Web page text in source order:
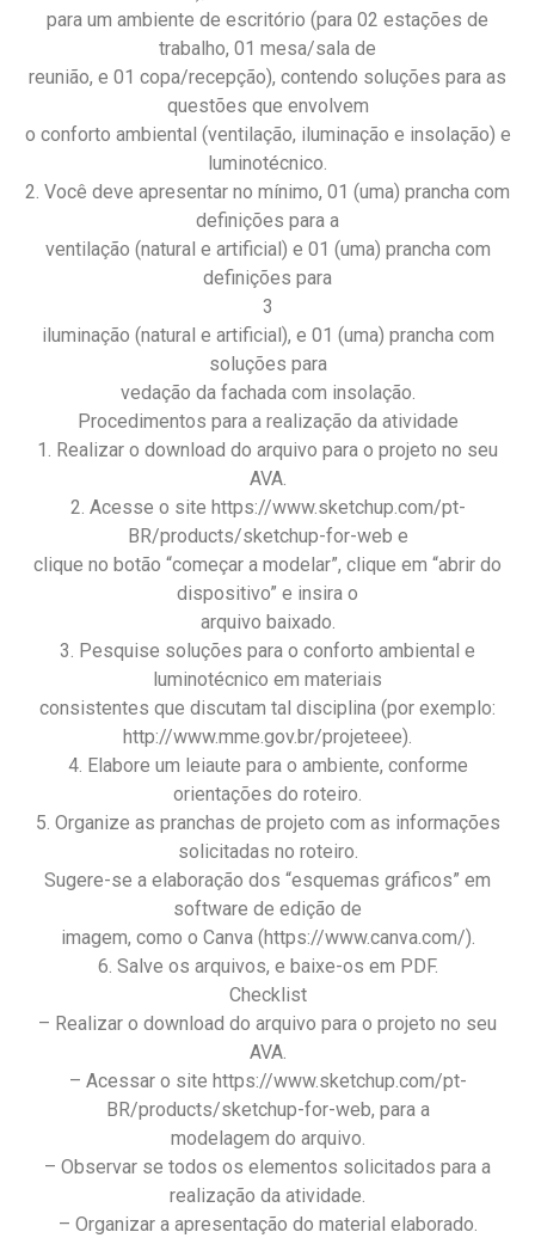
para um ambiente de escritório (para 02 estações de
trabalho, 01 mesa/sala de
reunião, e 01 copa/recepção), contendo soluções para as
questões que envolvem
o conforto ambiental (ventilação, iluminação e insolação) e
luminotécnico.
2. Você deve apresentar no mínimo, 01 (uma) prancha com
definições para a
ventilação (natural e artificial) e 01 (uma) prancha com
definições para
3
iluminação (natural e artificial), e 01 (uma) prancha com
soluções para
vedação da fachada com insolação.
Procedimentos para a realização da atividade
1. Realizar o download do arquivo para o projeto no seu
AVA.
2. Acesse o site https://www.sketchup.com/pt-
BR/products/sketchup-for-web e
clique no botão “começar a modelar”, clique em “abrir do
dispositivo” e insira o
arquivo baixado.
3. Pesquise soluções para o conforto ambiental e
luminotécnico em materiais
consistentes que discutam tal disciplina (por exemplo:
http://www.mme.gov.br/projeteee).
4. Elabore um leiaute para o ambiente, conforme
orientações do roteiro.
5. Organize as pranchas de projeto com as informações
solicitadas no roteiro.
Sugere-se a elaboração dos “esquemas gráficos” em
software de edição de
imagem, como o Canva (https://www.canva.com/).
6. Salve os arquivos, e baixe-os em PDF.
Checklist
– Realizar o download do arquivo para o projeto no seu
AVA.
– Acessar o site https://www.sketchup.com/pt-
BR/products/sketchup-for-web, para a
modelagem do arquivo.
– Observar se todos os elementos solicitados para a
realização da atividade.
– Organizar a apresentação do material elaborado.